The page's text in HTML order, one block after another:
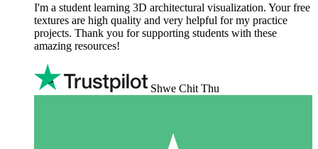
I'm a student learning 3D architectural visualization. Your free
textures are high quality and very helpful for my practice
projects. Thank you for supporting students with these
amazing resources!
Shwe Chit Thu